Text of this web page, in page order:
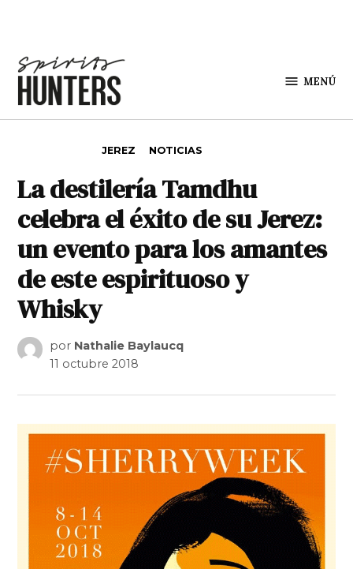
MENÚ
JEREZ NOTICIAS
La destilería Tamdhu
celebra el éxito de su Jerez:
un evento para los amantes
de este espirituoso y
Whisky
por Nathalie Baylaucq
11 octubre 2018